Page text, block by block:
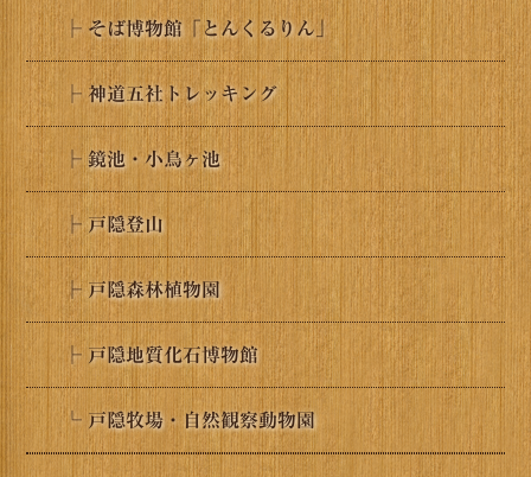
├ そば博物館「とんくるりん」
├ 神道五社トレッキング
├ 鏡池・小鳥ヶ池
├ 戸隠登山
├ 戸隠森林植物園
├ 戸隠地質化石博物館
└ 戸隠牧場・自然観察動物園